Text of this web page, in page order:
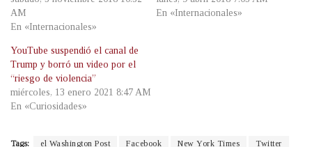
AM
En «Internacionales»
En «Internacionales»
YouTube suspendió el canal de
Trump y borró un video por el
“riesgo de violencia”
miércoles, 13 enero 2021 8:47 AM
En «Curiosidades»
Tags: el Washington Post Facebook New York Times Twitter